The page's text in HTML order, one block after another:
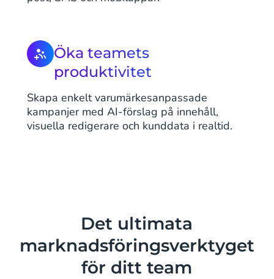
Öka teamets
produktivitet
Skapa enkelt varumärkesanpassade
kampanjer med AI-förslag på innehåll,
visuella redigerare och kunddata i realtid.
Det ultimata
marknadsföringsverktyget
för ditt team